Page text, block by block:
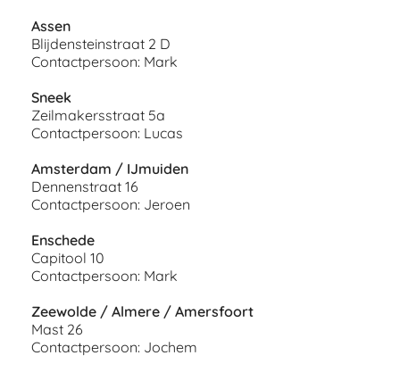
Assen
Blijdensteinstraat 2 D
Contactpersoon: Mark
Sneek
Zeilmakersstraat 5a
Contactpersoon: Lucas
Amsterdam / IJmuiden
Dennenstraat 16
Contactpersoon: Jeroen
Enschede
Capitool 10
Contactpersoon: Mark
Zeewolde / Almere / Amersfoort
Mast 26
Contactpersoon: Jochem